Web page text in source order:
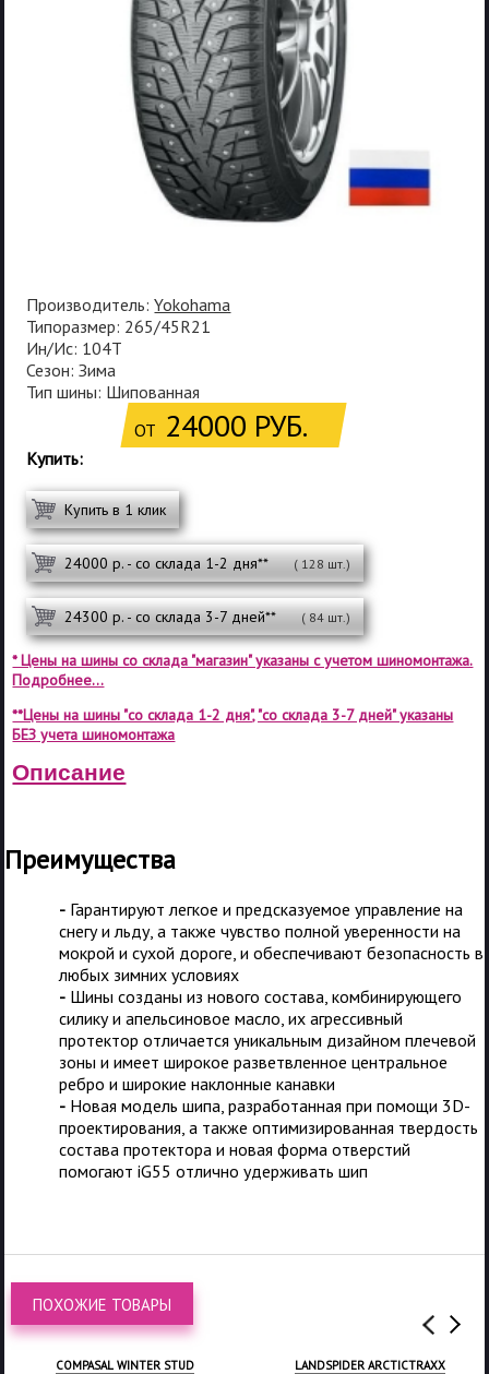
Производитель:Yokohama
Типоразмер: 265/45R21
Ин/Ис: 104T
Сезон: Зима
Тип шины: Шипованная
ОТ 24000 РУБ.
Купить:
Купить в 1 клик
24000 р. - со склада 1-2 дня** ( 128 шт.)
24300 р. - со склада 3-7 дней** ( 84 шт.)
* Цены на шины со склада "магазин" указаны с учетом шиномонтажа.
Подробнее...
**Цены на шины "со склада 1-2 дня", "со склада 3-7 дней" указаны
БЕЗ учета шиномонтажа
Описание
Преимущества
- Гарантируют легкое и предсказуемое управление на
снегу и льду, а также чувство полной уверенности на
мокрой и сухой дороге, и обеспечивают безопасность в
любых зимних условиях
- Шины созданы из нового состава, комбинирующего
силику и апельсиновое масло, их агрессивный
протектор отличается уникальным дизайном плечевой
зоны и имеет широкое разветвленное центральное
ребро и широкие наклонные канавки
- Новая модель шипа, разработанная при помощи 3D-
проектирования, а также оптимизированная твердость
состава протектора и новая форма отверстий
помогают iG55 отлично удерживать шип
ПОХОЖИЕ ТОВАРЫ
LANDSPIDER ARCTICTRAXX TRACMAX X-PRIVILO S500